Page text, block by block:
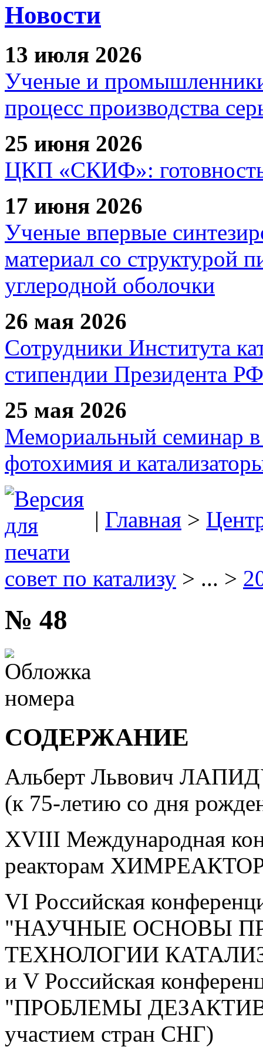
Новости
13 июля 2026
Ученые и
процесс производства
25 июня 2026
ЦКП «СКИФ»: готовность
17 июня 2026
Ученые впервые
материал со структурой
углеродной оболочки
26 мая 2026
Сотрудники Института
стипендии Президента РФ
25 мая 2026
Мемориальный семинар в
фотохимия и
| Главная >
совет по катализу > ... >
№ 48
СОДЕРЖАНИЕ
Альберт Львович
(к 75-летию со дня
XVIII Международная
реакторам
VI Российская
"НАУЧНЫЕ ОСНОВЫ
ТЕХНОЛОГИИ
и V Российская
"ПРОБЛЕМЫ
участием стран СНГ)